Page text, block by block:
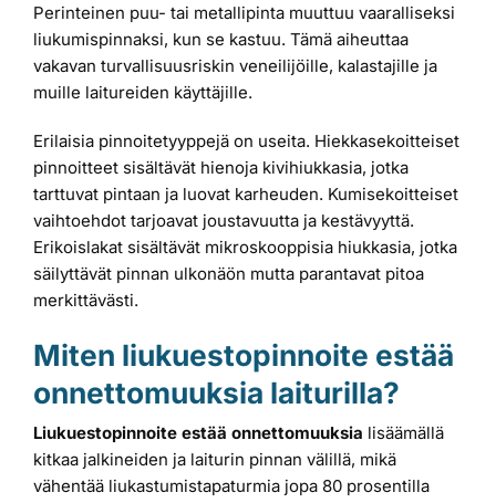
Perinteinen puu- tai metallipinta muuttuu vaaralliseksi
liukumispinnaksi, kun se kastuu. Tämä aiheuttaa
vakavan turvallisuusriskin veneilijöille, kalastajille ja
muille laitureiden käyttäjille.
Erilaisia pinnoitetyyppejä on useita. Hiekkasekoitteiset
pinnoitteet sisältävät hienoja kivihiukkasia, jotka
tarttuvat pintaan ja luovat karheuden. Kumisekoitteiset
vaihtoehdot tarjoavat joustavuutta ja kestävyyttä.
Erikoislakat sisältävät mikroskooppisia hiukkasia, jotka
säilyttävät pinnan ulkonäön mutta parantavat pitoa
merkittävästi.
Miten liukuestopinnoite estää
onnettomuuksia laiturilla?
Liukuestopinnoite estää onnettomuuksia lisäämällä
kitkaa jalkineiden ja laiturin pinnan välillä, mikä
vähentää liukastumistapaturmia jopa 80 prosentilla